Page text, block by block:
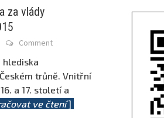
za vlády
Comment
hlediska
trůně. Vnitřní
a 17. století a
ve čtení]